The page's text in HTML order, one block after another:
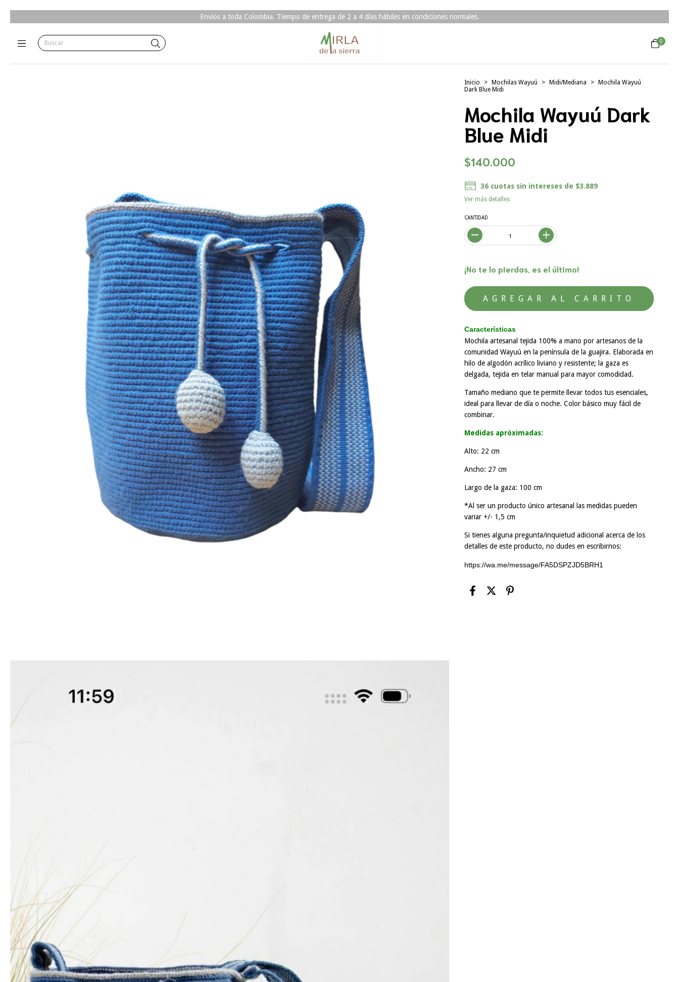
Envíos a toda Colombia. Tiempo de entrega de 2 a 4 días hábiles en condiciones normales.
0
Inicio > Mochilas Wayuú > Midi/Mediana >
Mochila Wayuú
Dark Blue Midi
Mochila Wayuú Dark
Blue Midi
$140.000
36 cuotas sin intereses de $3.889
Ver más detalles
CANTIDAD
¡No te lo pierdas, es el último!
Características
Mochila artesanal tejida 100% a mano por artesanos de la
comunidad Wayuú en la península de la guajira. Elaborada en
hilo de algodón acrílico liviano y resistente; la gaza es
delgada, tejida en telar manual para mayor comodidad.
Tamaño mediano que te permite llevar todos tus esenciales,
ideal para llevar de día o noche. Color básico muy fácil de
combinar.
Medidas apróximadas:
Alto: 22 cm
Ancho: 27 cm
Largo de la gaza: 100 cm
*Al ser un producto único artesanal las medidas pueden
variar +/- 1,5 cm
Si tienes alguna pregunta/inquietud adicional acerca de los
detalles de este producto, no dudes en escribirnos:
https://wa.me/message/FA5DSPZJD5BRH1